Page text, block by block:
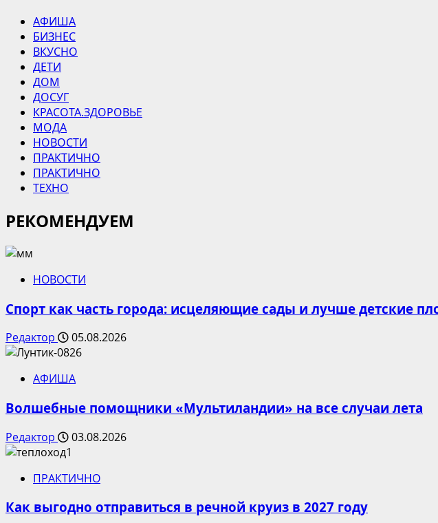
АФИША
БИЗНЕС
ВКУСНО
ДЕТИ
ДОМ
ДОСУГ
КРАСОТА.ЗДОРОВЬЕ
МОДА
НОВОСТИ
ПРАКТИЧНО
ПРАКТИЧНО
ТЕХНО
РЕКОМЕНДУЕМ
НОВОСТИ
Спорт как часть города: исцеляющие сады и лучше детские
Редактор 05.08.2026
АФИША
Волшебные помощники «Мультиландии» на все случаи лета
Редактор 03.08.2026
ПРАКТИЧНО
Как выгодно отправиться в речной круиз в 2027 году